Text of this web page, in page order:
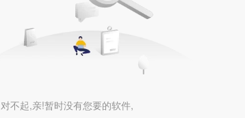
对不起,亲!暂时没有您要的软件,